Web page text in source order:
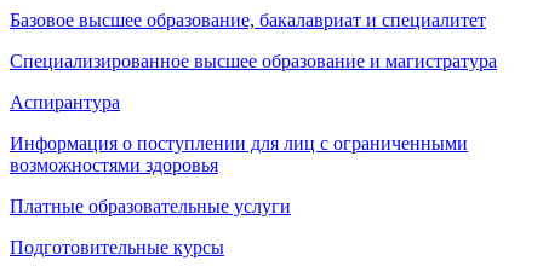
Базовое высшее образование, бакалавриат и специалитет
Специализированное высшее образование и магистратура
Аспирантура
Информация о поступлении для лиц с ограниченными
возможностями здоровья
Платные образовательные услуги
Подготовительные курсы